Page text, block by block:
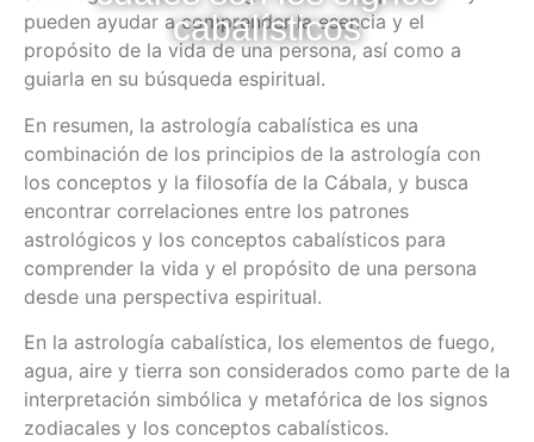
cabalísticos
pueden ayudar a comprender la esencia y el
propósito de la vida de una persona, así como a
guiarla en su búsqueda espiritual.
En resumen, la astrología cabalística es una
combinación de los principios de la astrología con
los conceptos y la filosofía de la Cábala, y busca
encontrar correlaciones entre los patrones
astrológicos y los conceptos cabalísticos para
comprender la vida y el propósito de una persona
desde una perspectiva espiritual.
En la astrología cabalística, los elementos de fuego,
agua, aire y tierra son considerados como parte de la
interpretación simbólica y metafórica de los signos
zodiacales y los conceptos cabalísticos.